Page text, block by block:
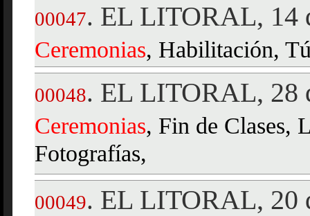
00047. EL LITORAL, 14
Ceremonias, Habilitación,
00048. EL LITORAL, 28
Ceremonias, Fin de Clases,
Fotografías,
00049. EL LITORAL, 20